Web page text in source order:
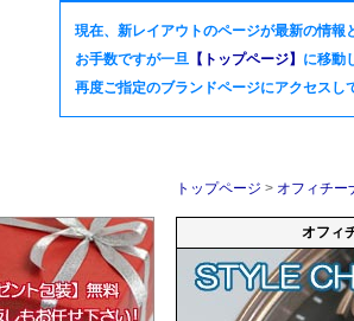
現在、新レイアウトのページが最新の情報
お手数ですが一旦 【トップページ】 に移動
再度ご指定のブランドページにアクセス
トップページ > オフィチー
オフィ